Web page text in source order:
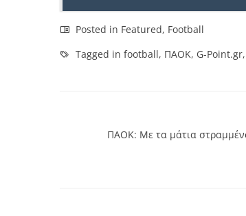
Posted in Featured, Football
Tagged in football, ΠΑΟΚ, G-Point.gr,
ΠΑΟΚ: Με τα μάτια